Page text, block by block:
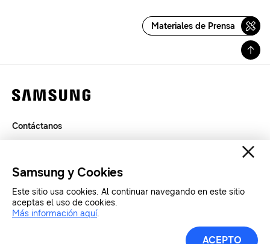
Materiales de Prensa
Contáctanos
SAMSUNG.COM
Copyright© SAMSUNG Todos los derechos reservados.
Samsung y Cookies
Este sitio usa cookies. Al continuar navegando en este sitio
aceptas el uso de cookies.
Más información aquí.
ACEPTO